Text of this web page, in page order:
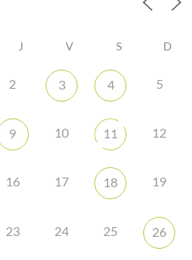
J V S D
2 3 4 5
9 10 11 12
16 17 18 19
23 24 25 26